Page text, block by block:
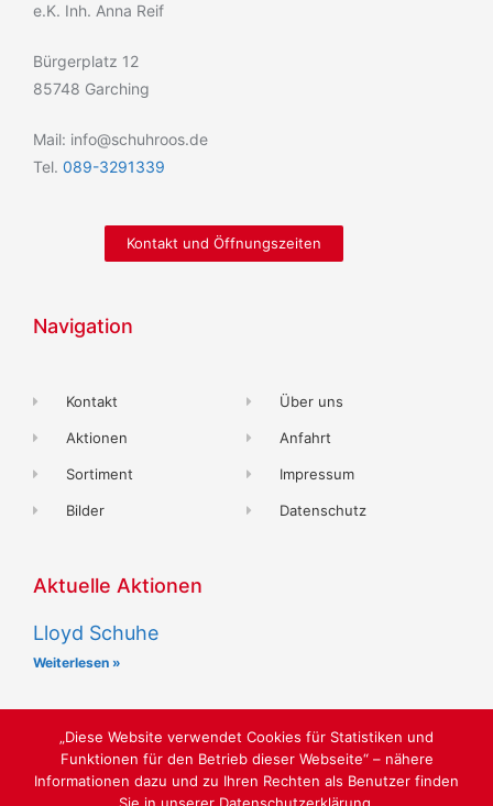
e.K. Inh. Anna Reif
Bürgerplatz 12
85748 Garching
Mail: info@schuhroos.de
Tel. 089-3291339
Kontakt und Öffnungszeiten
Navigation
Kontakt
Aktionen
Sortiment
Bilder
Über uns
Anfahrt
Impressum
Datenschutz
Aktuelle Aktionen
Lloyd Schuhe
Weiterlesen »
„Diese Website verwendet Cookies für Statistiken und
Funktionen für den Betrieb dieser Webseite“ – nähere
Informationen dazu und zu Ihren Rechten als Benutzer finden